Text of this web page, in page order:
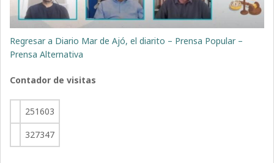
Regresar a Diario Mar de Ajó, el diarito – Prensa Popular –
Prensa Alternativa
Contador de visitas
251603
327347